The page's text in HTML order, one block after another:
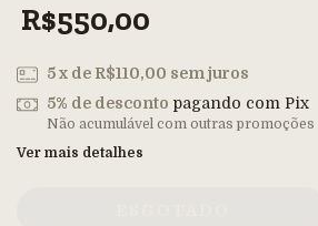
R$550,00
5 x de R$110,00 sem juros
5% de desconto pagando com Pix
Não acumulável com outras promoções
Ver mais detalhes